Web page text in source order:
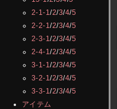
2-1-1/2/3/4/5
2-2-1/2/3/4/5
2-3-1/2/3/4/5
2-4-1/2/3/4/5
3-1-1/2/3/4/5
3-2-1/2/3/4/5
3-3-1/2/3/4/5
アイテム